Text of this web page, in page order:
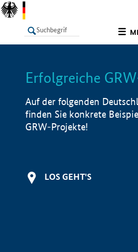
LISTE
Erfolgreiche
Auf der folgenden
finden Sie konkrete
GRW-Projekte!
LOS GEHT'S